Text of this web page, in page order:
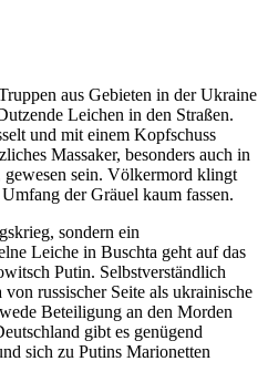
aus Gebieten in der Ukraine
Leichen in den Straßen.
und mit einem Kopfschuss
Massaker, besonders auch in
gewesen sein. Völkermord klingt
der Gräuel kaum fassen.
sondern ein
Leiche in Buschta geht auf das
Putin. Selbstverständlich
russischer Seite als ukrainische
Beteiligung an den Morden
gibt es genügend
sich zu Putins Marionetten